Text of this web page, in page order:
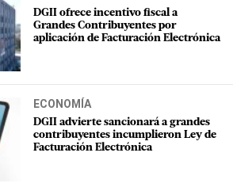
DGII ofrece incentivo fiscal a
Grandes Contribuyentes por
aplicación de Facturación Electrónica
ECONOMÍA
DGII advierte sancionará a grandes
contribuyentes incumplieron Ley de
Facturación Electrónica